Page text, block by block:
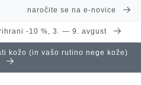
naročite se na e-novice
-10 %, 3. — 9. avgust
kožo (in vašo rutino nege kože)